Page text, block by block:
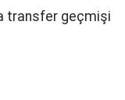
transfer geçmişi